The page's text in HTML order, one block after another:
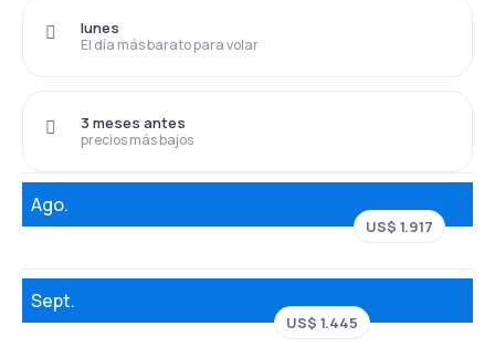
El día más barato para volar
lunes
precios más bajos
3 meses antes
Ago.
US$ 1.917
Sept.
US$ 1.445